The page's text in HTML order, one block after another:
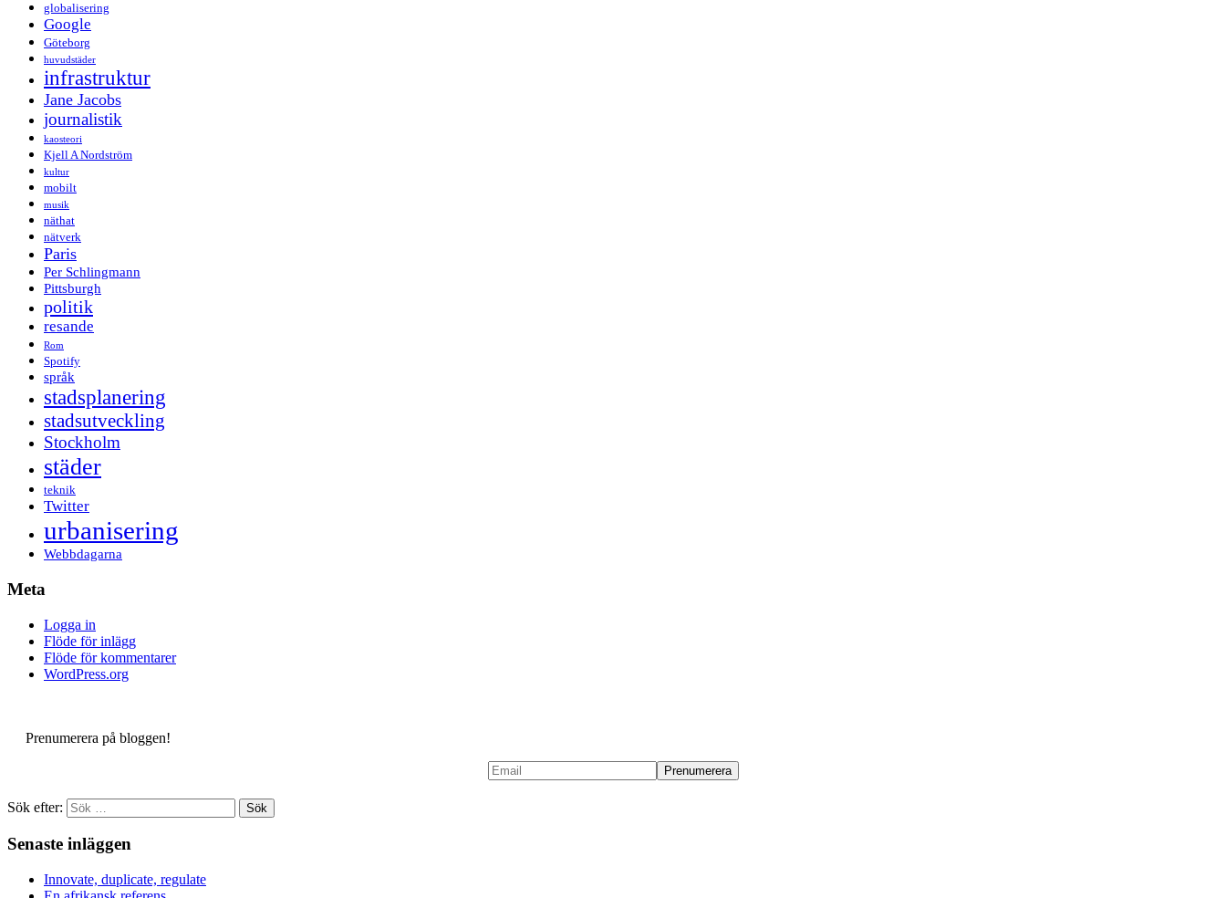
globalisering
Google
Göteborg
huvudstäder
infrastruktur
Jane Jacobs
journalistik
kaosteori
Kjell A Nordström
kultur
mobilt
musik
näthat
nätverk
Paris
Per Schlingmann
Pittsburgh
politik
resande
Rom
Spotify
språk
stadsplanering
stadsutveckling
Stockholm
städer
teknik
Twitter
urbanisering
Webbdagarna
Meta
Logga in
Flöde för inlägg
Flöde för kommentarer
WordPress.org
Prenumerera på bloggen!
Sök efter:
Senaste inläggen
Innovate, duplicate, regulate